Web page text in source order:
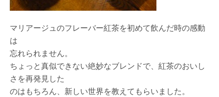
マリアージュのフレーバー紅茶を初めて飲んだ時の感動
は
忘れられません。
ちょっと真似できない絶妙なブレンドで、紅茶のおいし
さを再発見した
のはもちろん、新しい世界を教えてもらいました。